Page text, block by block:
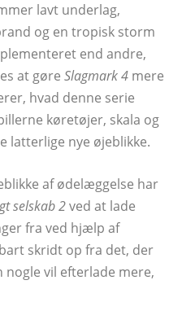
lavt underlag,
og en tropisk storm
end andre,
at gøre Slagmark 4 mere
hvad denne serie
køretøjer, skala og
latterlige nye øjeblikke.
af ødelæggelse har
selskab 2ved at lade
fra ved hjælp af
skridt op fra det, der
nogle vil efterlade mere,